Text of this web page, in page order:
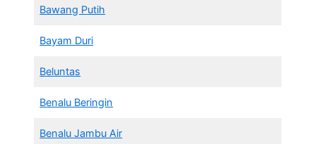
Bawang Putih
Bayam Duri
Beluntas
Benalu Beringin
Benalu Jambu Air